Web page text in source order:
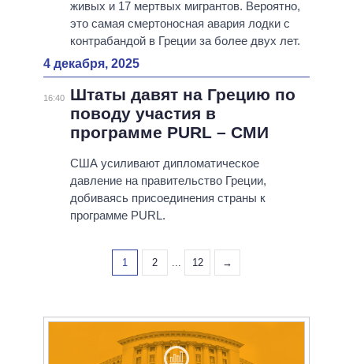
живых и 17 мертвых мигрантов. Вероятно,
это самая смертоносная авария лодки с
контрабандой в Греции за более двух лет.
4 декабря, 2025
16:40
Штаты давят на Грецию по
поводу участия в
программе PURL – СМИ
США усиливают дипломатическое
давление на правительство Греции,
добиваясь присоединения страны к
программе PURL.
1 2 ... 12 →